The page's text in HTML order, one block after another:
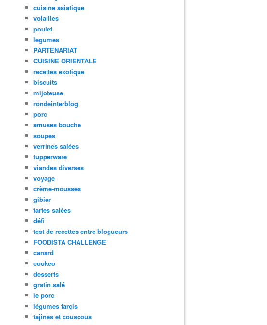
cuisine asiatique
volailles
poulet
legumes
PARTENARIAT
CUISINE ORIENTALE
recettes exotique
biscuits
mijoteuse
rondeinterblog
porc
amuses bouche
soupes
verrines salées
tupperware
viandes diverses
voyage
crème-mousses
gibier
tartes salées
défi
test de recettes entre blogueurs
FOODISTA CHALLENGE
canard
cookeo
desserts
gratin salé
le porc
légumes farçis
tajines et couscous